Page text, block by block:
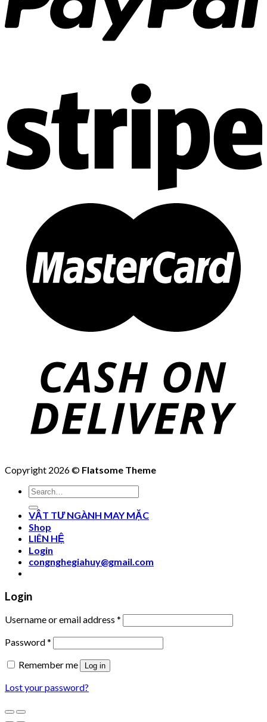
Copyright 2026 © Flatsome Theme
Search
for:
VẬT TƯ NGÀNH MAY MẶC
Shop
LIÊN HỆ
Login
congnghegiahuy@gmail.com
Login
Username or email address *
Password*
Remember me
Log in
Lost your password?